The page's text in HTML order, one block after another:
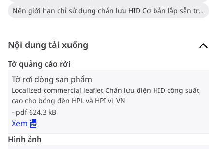
Nên giới hạn chỉ sử dụng chấn lưu HID Cơ bản lắp sẵn trong bộ đèn, khi kiểm soát được độ ẩm tương đối.
Nội dung tải xuống
Tờ quảng cáo rời
Tờ rơi dòng sản phẩm
Localized commercial leaflet Chấn lưu điện HID công suất
cao cho bóng đèn HPL và HPI vi_VN
pdf 624.3 kB
Xem
Hình ảnh